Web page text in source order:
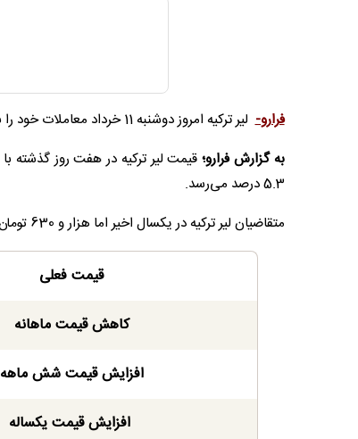
فرارو-لیر ترکیه امروز دوشنبه 11 خرداد معاملات خود را با قیمت سه هزار و 720 تومان آغاز می‌کند.
به گزارش فرارو؛
5.3 درصد می‌رسد.
متقاضیان لیر ترکیه در یکسال اخیر اما هزار و 630 تومان بیشتر برای خرید این ارز هزینه کرده‌اند.
قیمت فعلی
کاهش قیمت ماهانه
افزایش قیمت شش ماهه
افزایش قیمت یکساله